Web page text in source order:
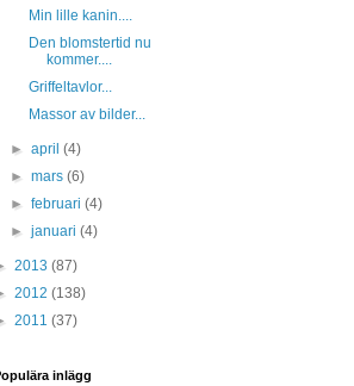
Min lille kanin....
Den blomstertid nu
kommer....
Griffeltavlor...
Massor av bilder...
►april(4)
►mars(6)
►februari(4)
►januari(4)
2013 (87)
2012 (138)
2011 (37)
inlägg